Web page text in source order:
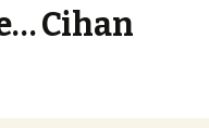
Cihan